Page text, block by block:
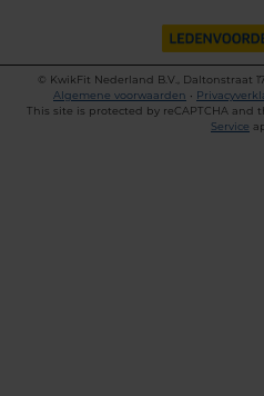
©
KwikFit Nederland B.V., Daltonstraat
Algemene voorwaarden •
This site is protected by reCAPTCHA and
Service